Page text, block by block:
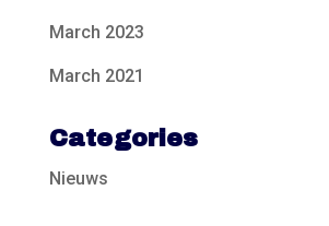
March 2023
March 2021
Categories
Nieuws